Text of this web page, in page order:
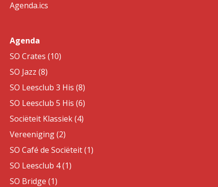
Agenda.ics
Agenda
SO Crates (10)
SO Jazz (8)
SO Leesclub 3 His (8)
SO Leesclub 5 His (6)
Sociëteit Klassiek (4)
Vereeniging (2)
SO Café de Sociëteit (1)
SO Leesclub 4 (1)
SO Bridge (1)